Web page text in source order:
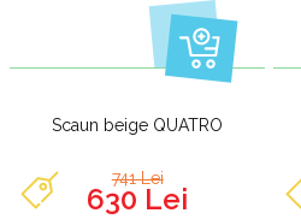
Scaun beige QUATRO
741 Lei
630 Lei